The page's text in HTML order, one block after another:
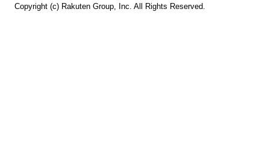
Copyright (c) Rakuten Group, Inc. All Rights Reserved.